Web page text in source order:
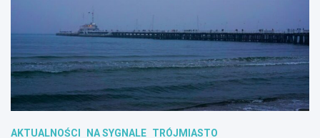
AKTUALNOŚCI NA SYGNALE TRÓJMIASTO